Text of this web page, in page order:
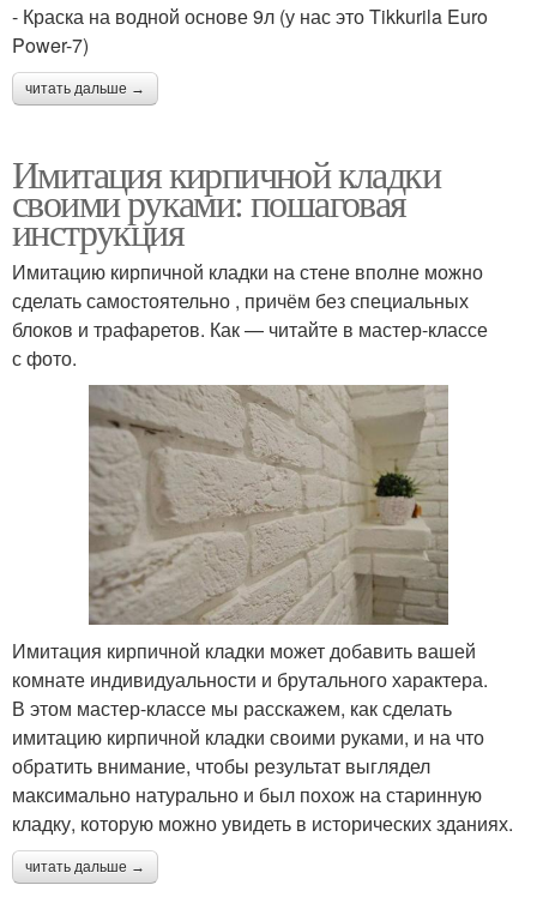
- Краска на водной основе 9л (у нас это Tikkurila Euro
Power-7)
читать дальше →
Имитация кирпичной кладки
своими руками: пошаговая
инструкция
Имитацию кирпичной кладки на стене вполне можно
сделать самостоятельно , причём без специальных
блоков и трафаретов. Как — читайте в мастер-классе
с фото.
Имитация кирпичной кладки может добавить вашей
комнате индивидуальности и брутального характера.
В этом мастер-классе мы расскажем, как сделать
имитацию кирпичной кладки своими руками, и на что
обратить внимание, чтобы результат выглядел
максимально натурально и был похож на старинную
кладку, которую можно увидеть в исторических зданиях.
читать дальше →